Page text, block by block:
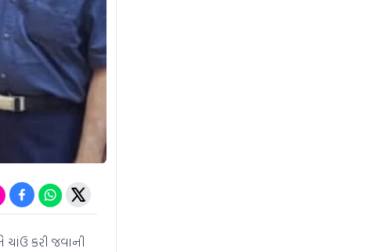
ચાંઉ કરી જવાની